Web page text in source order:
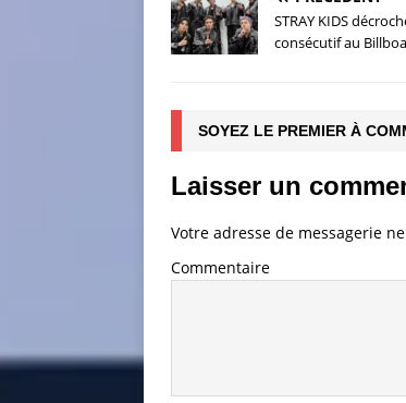
STRAY KIDS
consécutif au
SOYEZ LE PREMIER À
Laisser un
Votre adresse de messagerie
Commentaire